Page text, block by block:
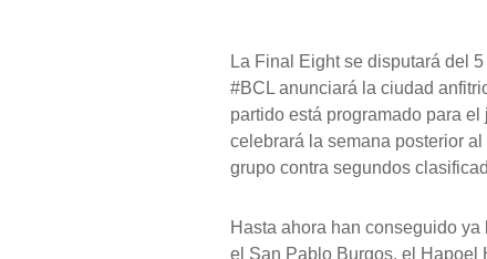
La Final Eight se disputará del
#BCL anunciará la ciudad
partido está programado para
celebrará la semana posterior
grupo contra segundos
Hasta ahora han conseguido
el San Pablo Burgos, el Hapoel